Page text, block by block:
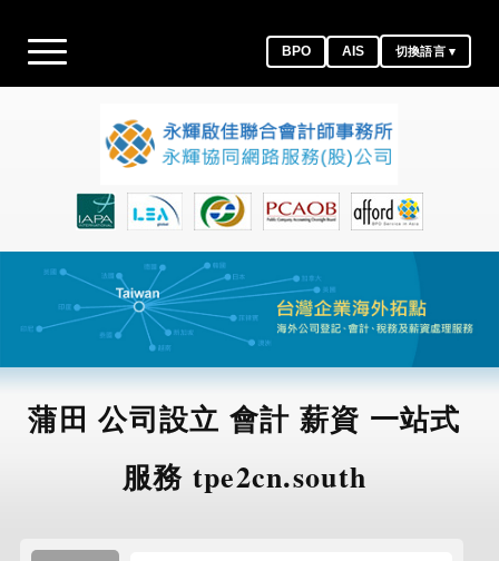
BPO AIS 切換語言 ▾
蒲田 公司設立 會計 薪資 一站式
服務 tpe2cn.south